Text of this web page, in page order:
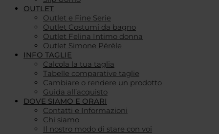
OUTLET
Outlet e Fine Serie
Outlet Costumi da bagno
Outlet Felina Intimo donna
Outlet Simone Pérèle
INFO TAGLIE
Calcola la tua taglia
Tabelle comparative taglie
Cambiare o rendere un prodotto
Guida all’acquisto
DOVE SIAMO E ORARI
Contatti e Informazioni
Chi siamo
Il nostro modo di stare con voi